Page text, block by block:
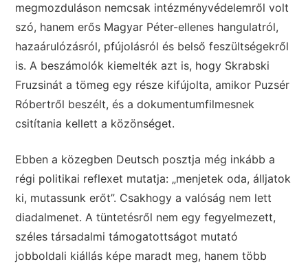
megmozduláson nemcsak intézményvédelemről volt
szó, hanem erős Magyar Péter-ellenes hangulatról,
hazaárulózásról, pfújolásról és belső feszültségekről
is. A beszámolók kiemelték azt is, hogy Skrabski
Fruzsinát a tömeg egy része kifújolta, amikor Puzsér
Róbertről beszélt, és a dokumentumfilmesnek
csitítania kellett a közönséget.
Ebben a közegben Deutsch posztja még inkább a
régi politikai reflexet mutatja: „menjetek oda, álljatok
ki, mutassunk erőt”. Csakhogy a valóság nem lett
diadalmenet. A tüntetésről nem egy fegyelmezett,
széles társadalmi támogatottságot mutató
jobboldali kiállás képe maradt meg, hanem több